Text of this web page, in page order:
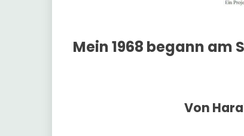
Mein 1968 begann
Von